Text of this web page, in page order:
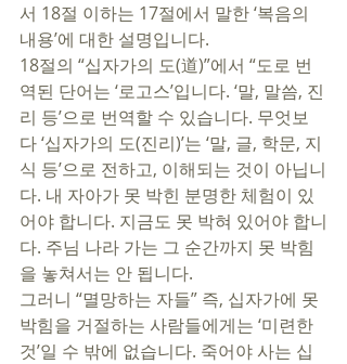
서 18절 이하는 17절에서 말한 ‘복음의
내용’에 대한 설명입니다.
18절의 “십자가의 도(道)”에서 “도로 번
역된 단어는 ‘로고스’입니다. ‘말, 말씀, 진
리 등’으로 번역할 수 있습니다. 무엇보
다 ‘십자가의 도(진리)’는 ‘말, 글, 학문, 지
식 등’으로 전하고, 이해되는 것이 아닙니
다. 내 자아가 못 박힌 분명한 체험이 있
어야 합니다. 지금도 못 박혀 있어야 합니
다. 주님 나라 가는 그 순간까지 못 박힘
을 놓쳐서는 안 됩니다.
그러니 “멸망하는 자들” 즉, 십자가에 못
박힘을 거절하는 사람들에게는 ‘미련한
것’일 수 밖에 없습니다. 죽어야 사는 십